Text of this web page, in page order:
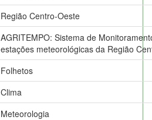
Região Centro-Oeste
AGRITEMPO: Sistema de
estações meteorológicas da Região
Folhetos
Clima
Meteorologia